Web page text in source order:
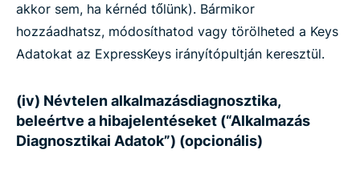
akkor sem, ha kérnéd tőlünk). Bármikor
hozzáadhatsz, módosíthatod vagy törölheted a Keys
Adatokat az ExpressKeys irányítópultján keresztül.
(iv) Névtelen alkalmazásdiagnosztika,
beleértve a hibajelentéseket (“Alkalmazás
Diagnosztikai Adatok”) (opcionális)